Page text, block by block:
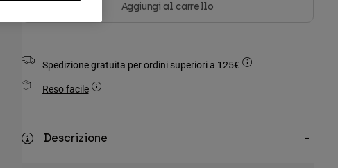
Aggiungi al carrello
Spedizione gratuita per ordini superiori a 125€
Reso facile
Descrizione